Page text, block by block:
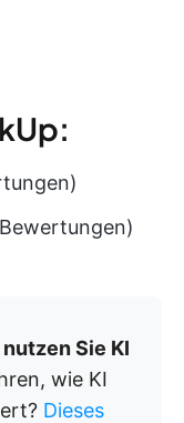
Sie KI
wie KI
Dieses